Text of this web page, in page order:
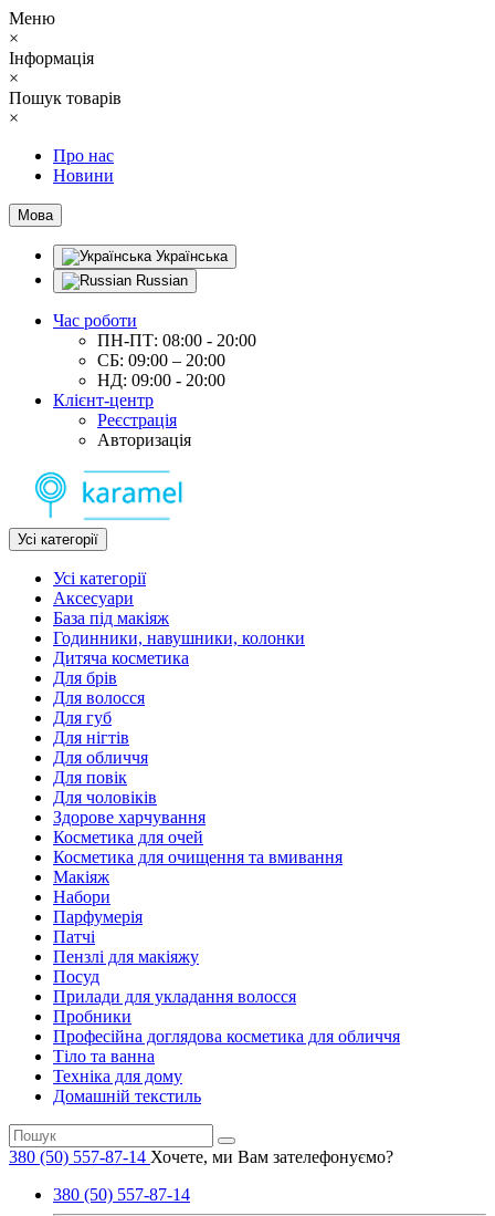
Меню
×
Інформація
×
Пошук товарів
×
Про нас
Новини
Мова
Українська
Russian
Час роботи
ПН-ПТ: 08:00 - 20:00
СБ: 09:00 – 20:00
НД: 09:00 - 20:00
Клієнт-центр
Реєстрація
Авторизація
Усі категорії
Усі категорії
Аксесуари
База під макіяж
Годинники, навушники, колонки
Дитяча косметика
Для брів
Для волосся
Для губ
Для нігтів
Для обличчя
Для повік
Для чоловіків
Здорове харчування
Косметика для очей
Косметика для очищення та вмивання
Макіяж
Набори
Парфумерія
Патчі
Пензлі для макіяжу
Посуд
Прилади для укладання волосся
Пробники
Професійна доглядова косметика для обличчя
Тіло та ванна
Техніка для дому
Домашній текстиль
380 (50) 557-87-14 Хочете, ми Вам зателефонуємо?
380 (50) 557-87-14